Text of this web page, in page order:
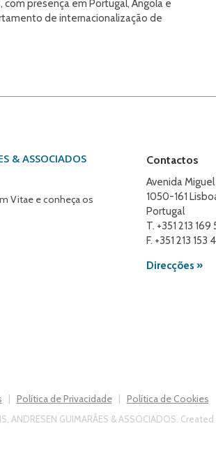
com presença em Portugal, Angola e
de internacionalização de
& ASSOCIADOS
Vitae e conheça os
Contactos
Avenida
1050-161
Portugal
T. +351 213
F. +351 213 153
Direcções »
Política de Privacidade| Política de Cookies
ANDRESEN GUIMARÃES & ASSOCIADOS.